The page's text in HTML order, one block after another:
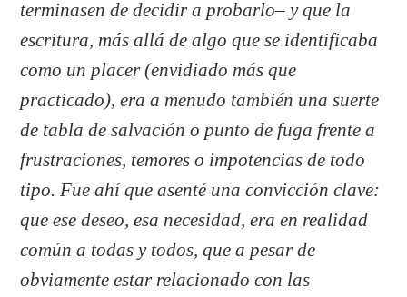
terminasen de decidir a probarlo– y que la
escritura, más allá de algo que se identificaba
como un placer (envidiado más que
practicado), era a menudo también una suerte
de tabla de salvación o punto de fuga frente a
frustraciones, temores o impotencias de todo
tipo. Fue ahí que asenté una convicción clave:
que ese deseo, esa necesidad, era en realidad
común a todas y todos, que a pesar de
obviamente estar relacionado con las